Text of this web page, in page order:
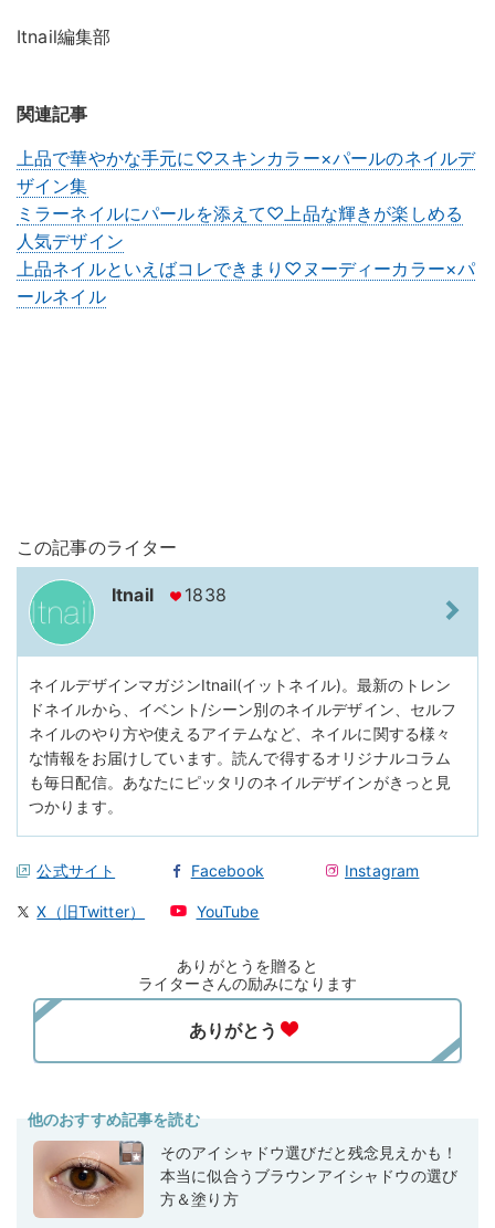
Itnail編集部
関連記事
上品で華やかな手元に♡スキンカラー×パールのネイルデ
ザイン集
ミラーネイルにパールを添えて♡上品な輝きが楽しめる
人気デザイン
上品ネイルといえばコレできまり♡ヌーディーカラー×パ
ールネイル
この記事のライター
Itnail 1838
ネイルデザインマガジンItnail(イットネイル)。最新のトレン
ドネイルから、イベント/シーン別のネイルデザイン、セルフ
ネイルのやり方や使えるアイテムなど、ネイルに関する様々
な情報をお届けしています。読んで得するオリジナルコラム
も毎日配信。あなたにピッタリのネイルデザインがきっと見
つかります。
公式サイト Facebook Instagram
X（旧Twitter） YouTube
ありがとうを贈ると
ライターさんの励みになります
他のおすすめ記事を読む
そのアイシャドウ選びだと残念見えかも！
本当に似合うブラウンアイシャドウの選び
方＆塗り方